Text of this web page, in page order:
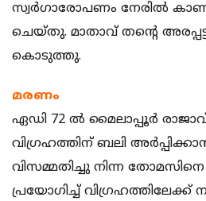
സ്വര്‍ഗാരോപണം നേരില്‍
ചെയ്തു. മാതാവ് തന്റെ
കൊടുത്തു.
മരണം
ഏഡി 72 ല്‍ മൈലാപ്പൂര്‍
വിഗ്രഹത്തിന് ബലി
വിസമ്മതിച്ചു നിന്ന
പ്രയോഗിച്ച് വിഗ്രഹത്തിലേക്ക്